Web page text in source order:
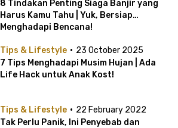
8 Tindakan Penting Siaga Banjir yang
Harus Kamu Tahu | Yuk, Bersiap
Menghadapi Bencana!
Tips & Lifestyle · 23 October 2025
7 Tips Menghadapi Musim Hujan | Ada
Life Hack untuk Anak Kost!
Tips & Lifestyle · 22 February 2022
Tak Perlu Panik, Ini Penyebab dan